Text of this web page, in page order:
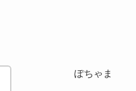
ぽちゃま